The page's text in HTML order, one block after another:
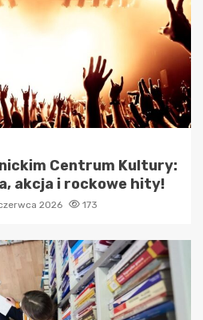
Centrum Kultury:
akcja i rockowe hity!
2026 173